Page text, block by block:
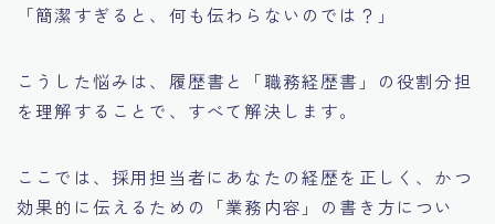
「簡潔すぎると、何も伝わらないのでは？」
こうした悩みは、履歴書と「職務経歴書」の役割分担
を理解することで、すべて解決します。
ここでは、採用担当者にあなたの経歴を正しく、かつ
効果的に伝えるための「業務内容」の書き方につい